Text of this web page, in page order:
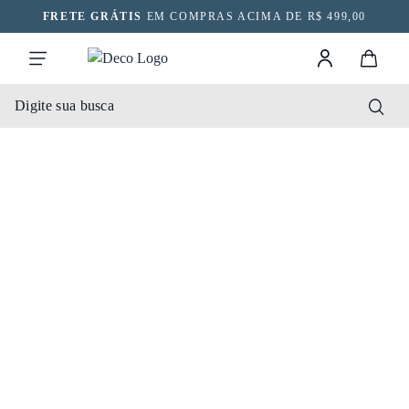
FRETE GRÁTIS EM COMPRAS ACIMA DE R$ 499,00